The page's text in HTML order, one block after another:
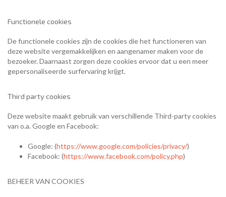
Functionele cookies
De functionele cookies zijn de cookies die het functioneren van
deze website vergemakkelijken en aangenamer maken voor de
bezoeker. Daarnaast zorgen deze cookies ervoor dat u een meer
gepersonaliseerde surfervaring krijgt.
Third party cookies
Deze website maakt gebruik van verschillende Third-party cookies
van o.a. Google en Facebook:
Google: (https://www.google.com/policies/privacy/)
Facebook: (https://www.facebook.com/policy.php)
BEHEER VAN COOKIES